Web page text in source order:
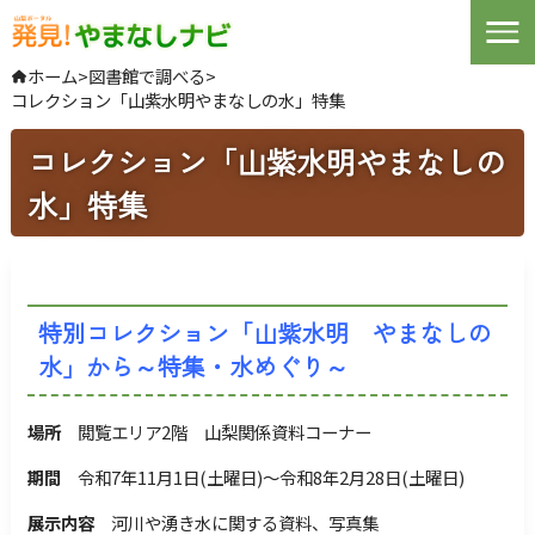
Open
文字サイズ 拡大 標準
縮小
背景色指定
標準 青
黒
ふりがな
サイトマップ
Foreign Language
ホーム>図書館で調べる>
コレクション「山紫水明やまなしの水」特集
コレクション「山紫水明やまなしの
水」特集
特別コレクション「山紫水明 やまなしの
水」から～特集・水めぐり～
場所 閲覧エリア2階 山梨関係資料コーナー
期間 令和7年11月1日(土曜日)～令和8年2月28日(土曜日)
展示内容 河川や湧き水に関する資料、写真集